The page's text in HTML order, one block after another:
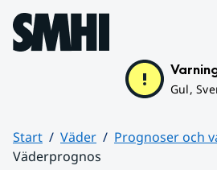
Hoppa till sidans innehåll
Gul,
Start Väder
Prognoser och
Väderprognos